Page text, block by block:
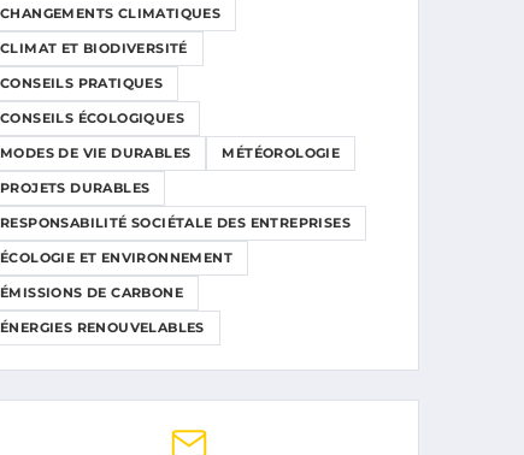
CHANGEMENTS CLIMATIQUES
CLIMAT ET BIODIVERSITÉ
CONSEILS PRATIQUES
CONSEILS ÉCOLOGIQUES
MODES DE VIE DURABLES MÉTÉOROLOGIE
PROJETS DURABLES
RESPONSABILITÉ SOCIÉTALE DES ENTREPRISES
ÉCOLOGIE ET ENVIRONNEMENT
ÉMISSIONS DE CARBONE
ÉNERGIES RENOUVELABLES